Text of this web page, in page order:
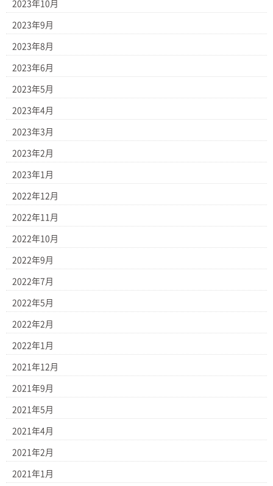
2023年10月
2023年9月
2023年8月
2023年6月
2023年5月
2023年4月
2023年3月
2023年2月
2023年1月
2022年12月
2022年11月
2022年10月
2022年9月
2022年7月
2022年5月
2022年2月
2022年1月
2021年12月
2021年9月
2021年5月
2021年4月
2021年2月
2021年1月